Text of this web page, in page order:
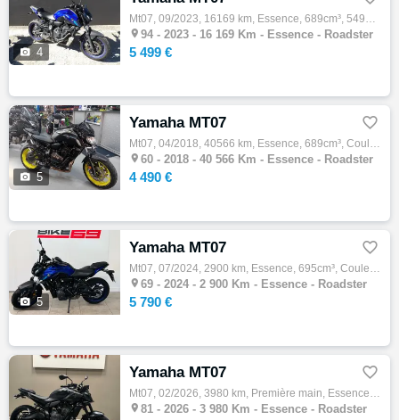
 4
Mt07, 09/2023, 16169 km, Essence, 689cm³, 5499 € Equipements : YAMAHA MT07 MT-07 ABS, aucun frais à prévoir, très bon état. Modele A2 47.5 …
 94 - 2023 - 16 169 Km - Essence - Roadster
5 499 €
 5
Yamaha MT07 
Mt07, 04/2018, 40566 km, Essence, 689cm³, Couleur gris, 4490 € Equipements : SUPPORT DE PLAQUE - PRISE USB - LIGNE ARROW - PATINS DE PROTEC…
 60 - 2018 - 40 566 Km - Essence - Roadster
4 490 €
 5
Yamaha MT07 
Mt07, 07/2024, 2900 km, Essence, 695cm³, Couleur bleu, 5790 € Equipements : ,Compatible Permis A2,Disponible à l'essai,Garantie constructeu…
 69 - 2024 - 2 900 Km - Essence - Roadster
5 790 €
Yamaha MT07 
Mt07, 02/2026, 3980 km, Première main, Essence, 695cm³, Couleur noir, 6790 € Equipements : Moto à l'état neuf, équipée du shifter, support …
 81 - 2026 - 3 980 Km - Essence - Roadster